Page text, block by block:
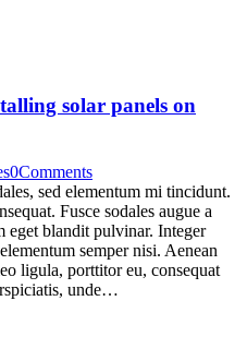
solar panels on
0Comments
sed elementum mi tincidunt.
Fusce sodales augue a
eget blandit pulvinar. Integer
semper nisi. Aenean
ligula, porttitor eu, consequat
unde…